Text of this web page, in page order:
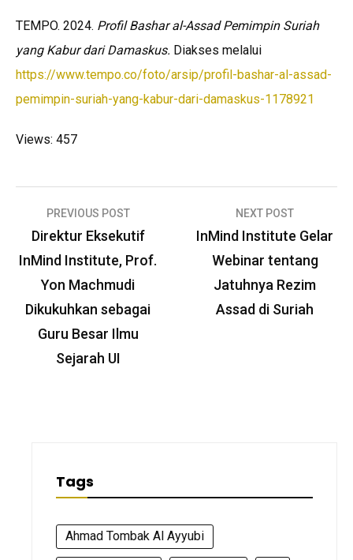
TEMPO. 2024. Profil Bashar al-Assad Pemimpin Suriah
yang Kabur dari Damaskus. Diakses melalui
https://www.tempo.co/foto/arsip/profil-bashar-al-assad-
pemimpin-suriah-yang-kabur-dari-damaskus-1178921
Views: 457
Post
navigation
PREVIOUS POST
Direktur Eksekutif
InMind Institute, Prof.
Yon Machmudi
Dikukuhkan sebagai
Guru Besar Ilmu
Sejarah UI
NEXT POST
InMind Institute Gelar
Webinar tentang
Jatuhnya Rezim
Assad di Suriah
Tags
Ahmad Tombak Al Ayyubi